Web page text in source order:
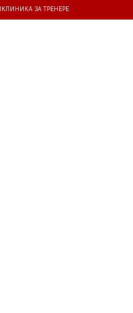
КЛИНИКА ЗА ТРЕНЕРЕ